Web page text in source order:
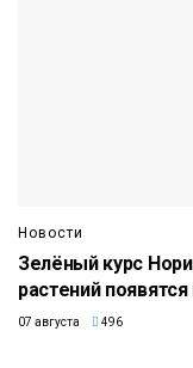
Новости
Зелёный курс
растений
07 августа 496